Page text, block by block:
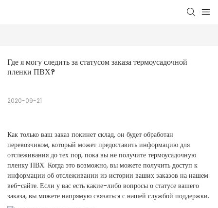
Где я могу следить за статусом заказа термоусадочной
пленки ПВХ?
2020-09-21
Как только ваш заказ покинет склад, он будет обработан
перевозчиком, который может предоставить информацию для
отслеживания до тех пор, пока вы не получите термоусадочную
пленку ПВХ. Когда это возможно, вы можете получить доступ к
информации об отслеживании из истории ваших заказов на нашем
веб-сайте. Если у вас есть какие-либо вопросы о статусе вашего
заказа, вы можете напрямую связаться с нашей службой поддержки.